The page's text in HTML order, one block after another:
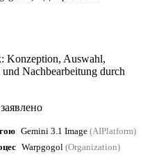
Konzeption, Auswahl,
Nachbearbeitung durch
Gemini 3.1 Image (AIPlatform)
Warpgogol (Organization)